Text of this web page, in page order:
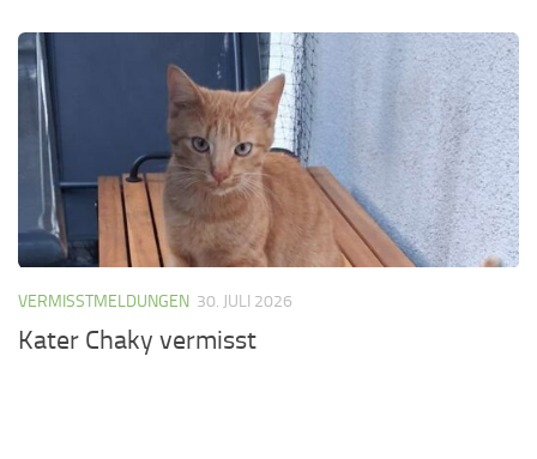
VERMISSTMELDUNGEN 30. JULI 2026
Kater Chaky vermisst